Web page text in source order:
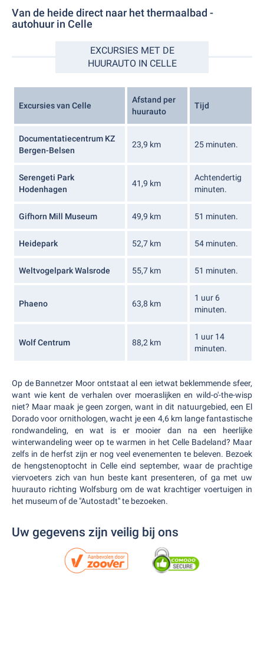
Van de heide direct naar het thermaalbad -
autohuur in Celle
EXCURSIES MET DE
HUURAUTO IN CELLE
Excursies van Celle
Afstand per
huurauto
Tijd
Documentatiecentrum KZ
Bergen-Belsen
23,9 km 25 minuten.
Serengeti Park
Hodenhagen
41,9 km
Achtendertig
minuten.
Gifhorn Mill Museum 49,9 km 51 minuten.
Heidepark 52,7 km 54 minuten.
Weltvogelpark Walsrode 55,7 km 51 minuten.
Phaeno 63,8 km
1 uur 6
minuten.
Wolf Centrum 88,2 km
1 uur 14
minuten.
Op de Bannetzer Moor ontstaat al een ietwat beklemmende sfeer,
want wie kent de verhalen over moeraslijken en wild-o'-the-wisp
niet? Maar maak je geen zorgen, want in dit natuurgebied, een El
Dorado voor ornithologen, wacht je een 4,6 km lange fantastische
rondwandeling, en wat is er mooier dan na een heerlijke
winterwandeling weer op te warmen in het Celle Badeland? Maar
zelfs in de herfst zijn er nog veel evenementen te beleven. Bezoek
de hengstenoptocht in Celle eind september, waar de prachtige
viervoeters zich van hun beste kant presenteren, of ga met uw
huurauto richting Wolfsburg om de wat krachtiger voertuigen in
het museum of de "Autostadt" te bezoeken.
Uw gegevens zijn veilig bij ons